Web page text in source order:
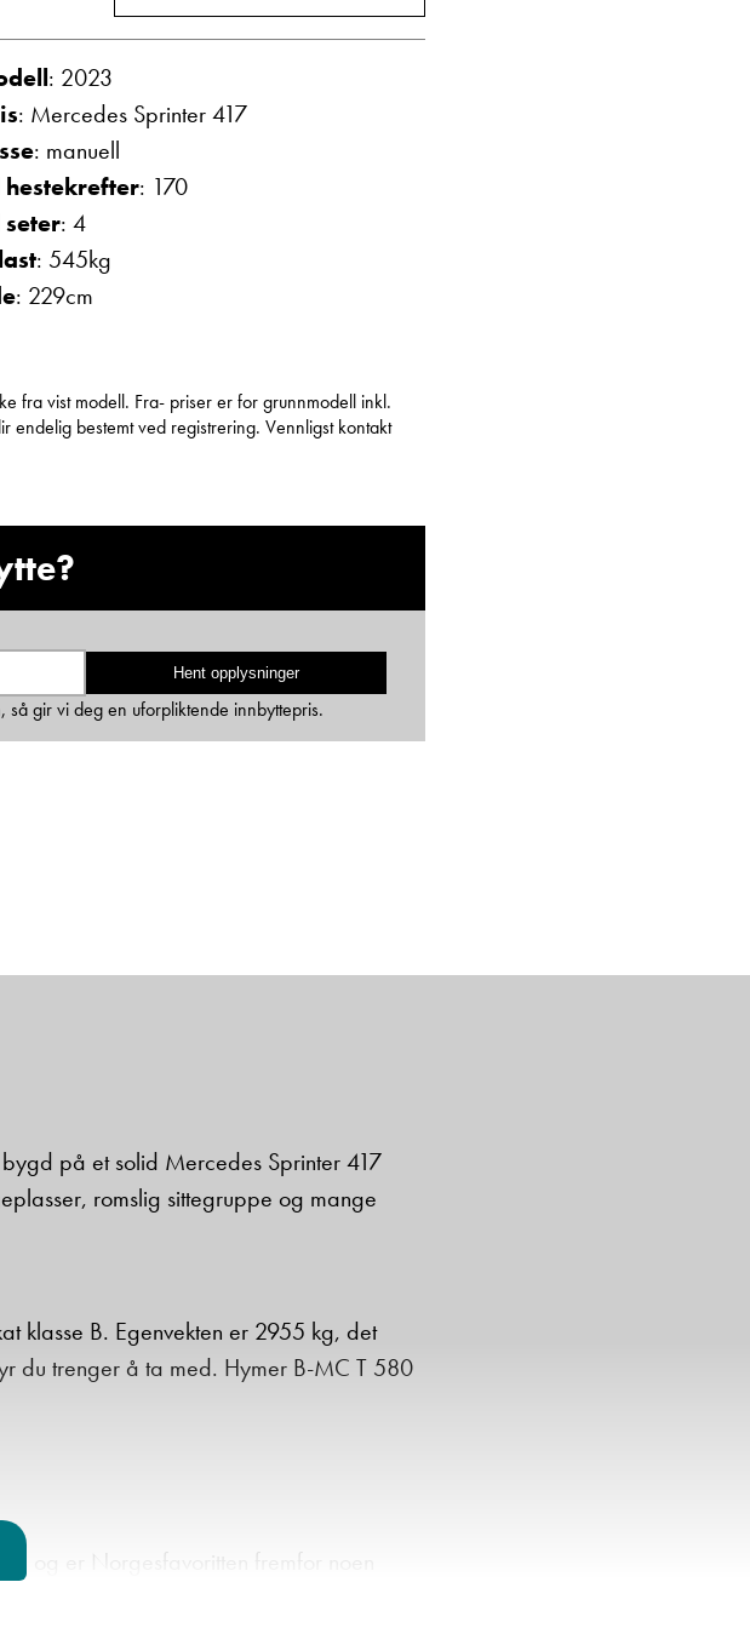
Spør!
og Google
: 2023
: Mercedes Sprinter 417
: manuell
: 170
: 4
: 545kg
: 229cm
fra vist modell. Fra- priser er for grunnmodell inkl.
endelig bestemt ved registrering. Vennligst kontakt
Hent opplysninger
gir vi deg en uforpliktende innbyttepris.
på et solid Mercedes Sprinter 417
romslig sittegruppe og mange
klasse B. Egenvekten er 2955 kg, det
du trenger å ta med. Hymer B-MC T 580
og er Norgesfavoritten fremfor noen